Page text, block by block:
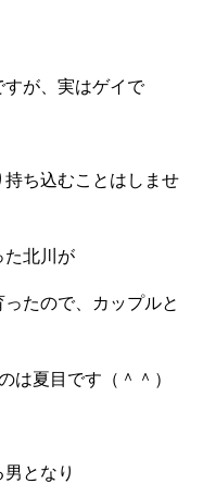
が、実はゲイで
ち込むことはしませ
た北川が
たので、カップルと
は夏目です（＾＾）
となり